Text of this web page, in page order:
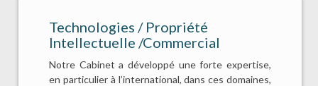
Technologies / Propriété
Intellectuelle /Commercial
Notre Cabinet a développé une forte expertise,
en particulier à l’international, dans ces domaines,